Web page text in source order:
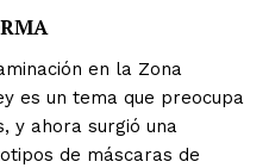
en la Zona
es un tema que preocupa
y ahora surgió una
de máscaras de